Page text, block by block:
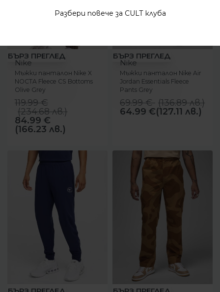
-29%
БЪРЗ ПРЕГЛЕД
Nike
Мъжки панталон Nike X
NOCTA Fleece CS Bottoms
Olive Grey
119.99€
(234.68лв.)
84.99 €
(166.23 лв.)
-7%
БЪРЗ ПРЕГЛЕД
Nike
Мъжки панталон Nike Air
Jordan Essentials Fleece
Pants Grey
69.99€ (136.89лв.)
64.99 €(127.11 лв.)
-37% -64%
Разбери повече за CULT клуба